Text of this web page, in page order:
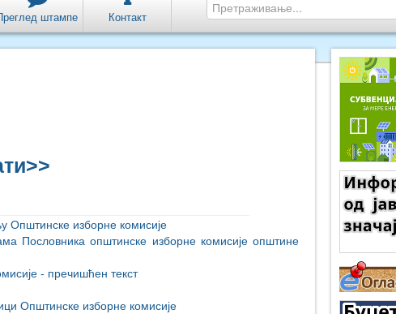
штампе Контакт
изборне комисије
Пословника општинске изборне комисије општине
- пречишћен текст
Општинске изборне комисије